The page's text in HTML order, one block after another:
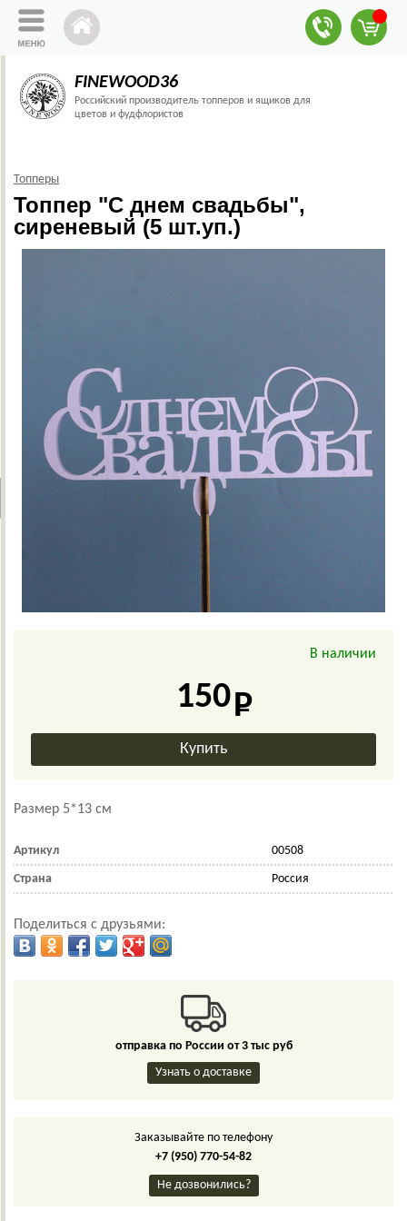
FINEWOOD36
Российский производитель топперов и ящиков для
цветов и фудфлористов
Топперы
Топпер "С днем свадьбы",
сиреневый (5 шт.уп.)
В наличии
150
Размер 5*13 см
Артикул 00508
Страна Россия
Поделиться с друзьями:
отправка по России от 3 тыс руб
Узнать о доставке
Заказывайте по телефону
+7 (950) 770-54-82
Не дозвонились?